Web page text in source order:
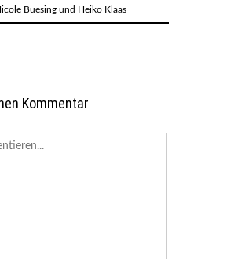
Buesing und Heiko Klaas
Kommentar